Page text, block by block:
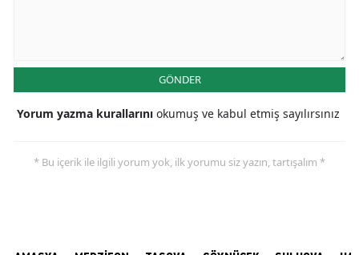
GÖNDER
Yorum yazma kurallarını okumuş ve kabul etmiş sayılırsınız
* Bu içerik ile ilgili yorum yok, ilk yorumu siz yazın, tartışalım *